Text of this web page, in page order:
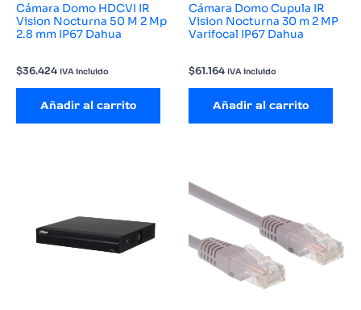
Cámara Domo HDCVI IR
Vision Nocturna 50 M 2 Mp
2.8 mm IP67 Dahua
$36.424 IVA incluido
Añadir al carrito
Cámara Domo Cupula IR
Vision Nocturna 30 m 2 MP
Varifocal IP67 Dahua
$61.164 IVA incluido
Añadir al carrito